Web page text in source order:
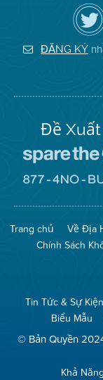
Hãy
dõi
Địa
Hạt
ĐĂNG KÝ
Đề
Trang chủ Về Địa
Chính Sách
Tin Tức & Sự Kiện
Biểu Mẫu
© Bản Quyền
Khả